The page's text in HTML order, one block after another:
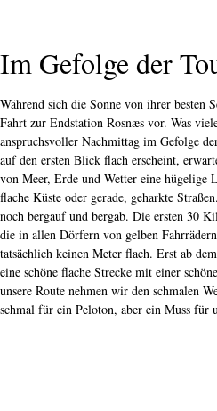
Im Gefolge der
Während sich die Sonne von ihrer besten
Fahrt zur Endstation Rosnæs vor. Was
anspruchsvoller Nachmittag im Gefolge
auf den ersten Blick flach erscheint,
von Meer, Erde und Wetter eine hügelige
flache Küste oder gerade, geharkte
noch bergauf und bergab. Die ersten 30
die in allen Dörfern von gelben
tatsächlich keinen Meter flach. Erst ab
eine schöne flache Strecke mit einer
unsere Route nehmen wir den schmalen
schmal für ein Peloton, aber ein Muss für